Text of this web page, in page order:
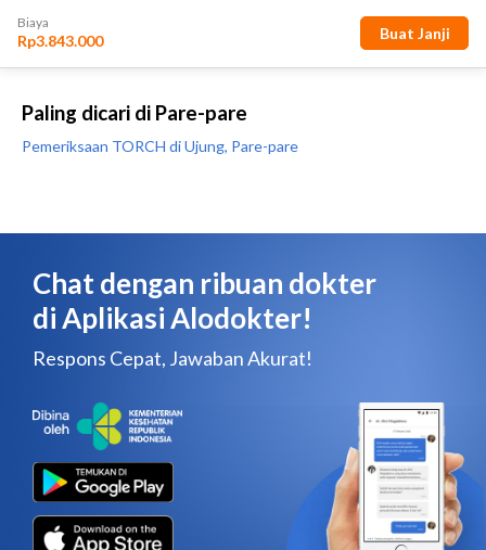
Paling dicari di Pare-pare
Pemeriksaan TORCH di Ujung, Pare-pare